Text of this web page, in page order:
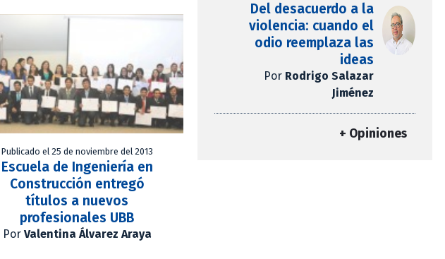
Publicado el 25 de noviembre del 2013
Escuela de Ingeniería en
Construcción entregó
títulos a nuevos
profesionales UBB
Por Valentina Álvarez Araya
Del desacuerdo a la
violencia: cuando el
odio reemplaza las
ideas
Por Rodrigo Salazar
Jiménez
+ Opiniones